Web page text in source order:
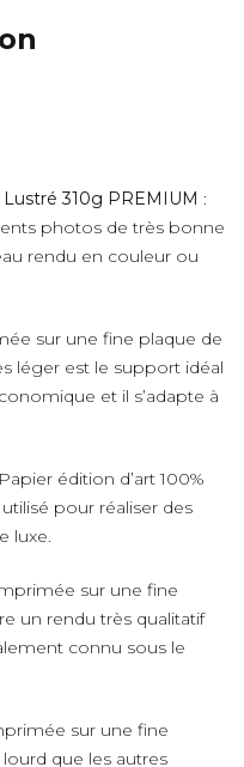
310g PREMIUM :
photos de très bonne
rendu en couleur ou
sur une fine plaque de
léger est le support idéal
et il s’adapte à
édition d’art 100%
pour réaliser des
luxe.
sur une fine
un rendu très qualitatif
connu sous le
sur une fine
que les autres